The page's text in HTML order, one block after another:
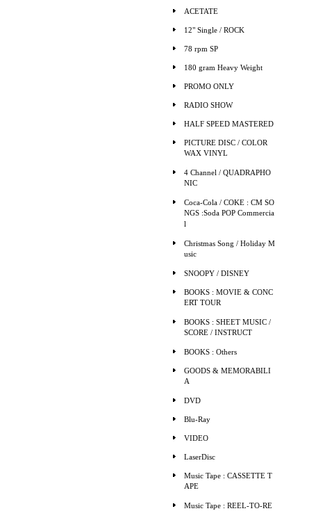
ACETATE
12" Single / ROCK
78 rpm SP
180 gram Heavy Weight
PROMO ONLY
RADIO SHOW
HALF SPEED MASTERED
PICTURE DISC / COLOR
WAX VINYL
4 Channel / QUADRAPHO
NIC
Coca-Cola / COKE : CM SO
NGS :Soda POP Commercia
l
Christmas Song / Holiday M
usic
SNOOPY / DISNEY
BOOKS : MOVIE & CONC
ERT TOUR
BOOKS : SHEET MUSIC /
SCORE / INSTRUCT
BOOKS : Others
GOODS & MEMORABILI
A
DVD
Blu-Ray
VIDEO
LaserDisc
Music Tape : CASSETTE T
APE
Music Tape : REEL-TO-RE